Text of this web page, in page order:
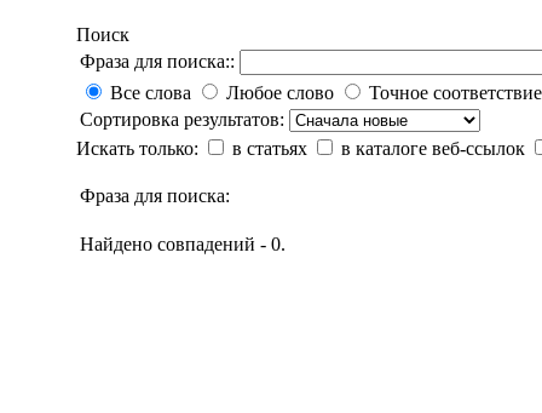
Поиск
Фраза для поиска::
Все слова
Любое слово
Точное соответствие
Сортировка результатов:
Искать только:
в статьях в каталоге веб-ссылок
Фраза для поиска:
Найдено совпадений - 0.